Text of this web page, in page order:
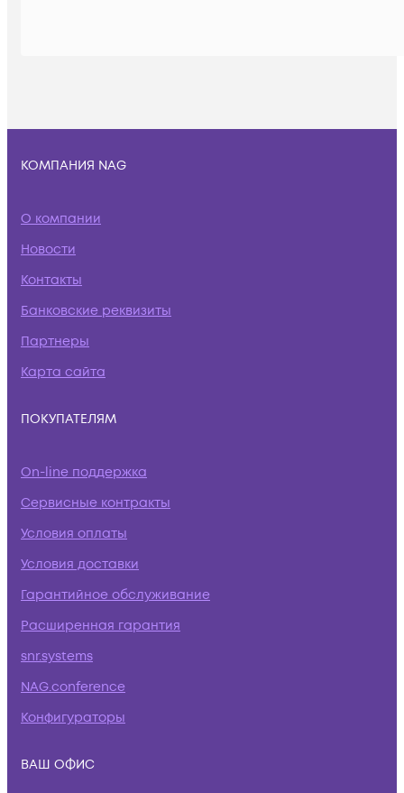
КОМПАНИЯ NAG
О компании
Новости
Контакты
Банковские реквизиты
Партнеры
Карта сайта
ПОКУПАТЕЛЯМ
On-line поддержка
Сервисные контракты
Условия оплаты
Условия доставки
Гарантийное обслуживание
Расширенная гарантия
snr.systems
NAG.conference
Конфигураторы
ВАШ ОФИС